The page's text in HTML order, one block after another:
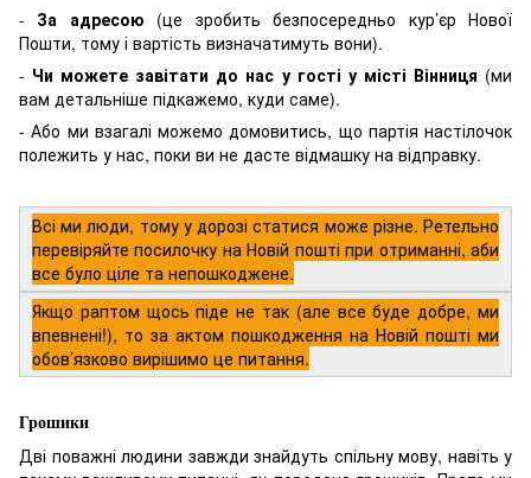
- За адресою (це зробить безпосередньо кур’єр Нової
Пошти, тому і вартість визначатимуть вони).
- Чи можете завітати до нас у гості у місті Вінниця (ми
вам детальніше підкажемо, куди саме).
- Або ми взагалі можемо домовитись, що партія настілочок
полежить у нас, поки ви не дасте відмашку на відправку.
Всі ми люди, тому у дорозі статися може різне. Ретельно
перевіряйте посилочку на Новій пошті при отриманні, аби
все було ціле та непошкоджене.
Якщо раптом щось піде не так (але все буде добре, ми
впевнені!), то за актом пошкодження на Новій пошті ми
обов’язково вирішимо це питання.
Грошики
Дві поважні людини завжди знайдуть спільну мову, навіть у